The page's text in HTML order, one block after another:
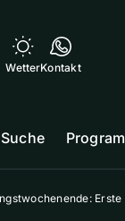
WetterKontakt
Suche